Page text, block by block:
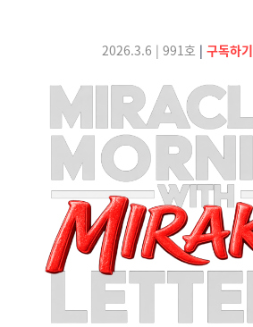
2026.3.6 | 991호 | 구독하기